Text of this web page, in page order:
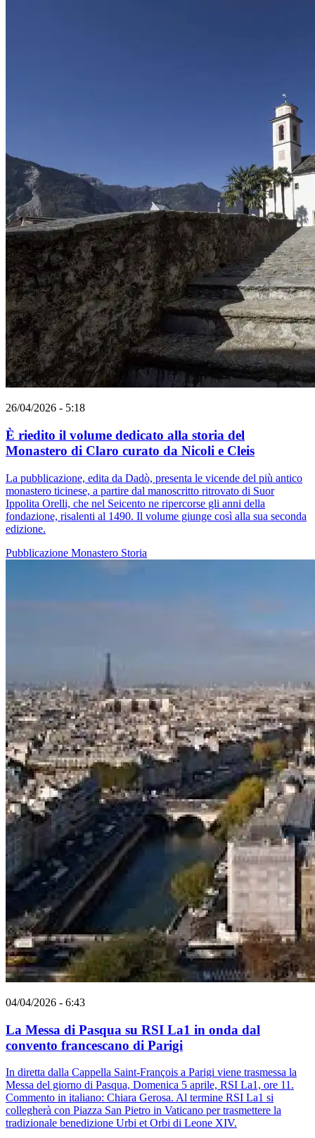
26/04/2026 - 5:18
È riedito il volume dedicato alla storia del
Monastero di Claro curato da Nicoli e Cleis
La pubblicazione, edita da Dadò, presenta le vicende del più antico
monastero ticinese, a partire dal manoscritto ritrovato di Suor
Ippolita Orelli, che nel Seicento ne ripercorse gli anni della
fondazione, risalenti al 1490. Il volume giunge così alla sua seconda
edizione.
Pubblicazione Monastero Storia
04/04/2026 - 6:43
La Messa di Pasqua su RSI La1 in onda dal
convento francescano di Parigi
In diretta dalla Cappella Saint-François a Parigi viene trasmessa la
Messa del giorno di Pasqua, Domenica 5 aprile, RSI La1, ore 11.
Commento in italiano: Chiara Gerosa. Al termine RSI La1 si
collegherà con Piazza San Pietro in Vaticano per trasmettere la
tradizionale benedizione Urbi et Orbi di Leone XIV.